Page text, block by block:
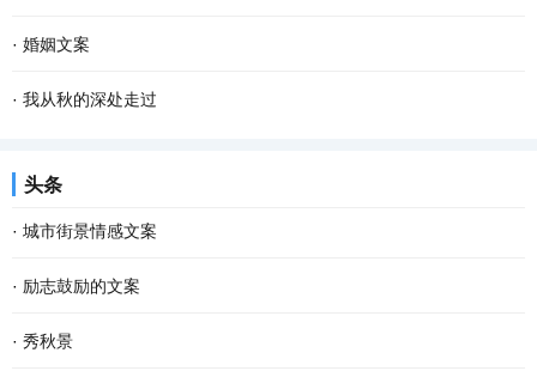
· 婚姻文案
· 我从秋的深处走过
头条
· 城市街景情感文案
· 励志鼓励的文案
· 秀秋景